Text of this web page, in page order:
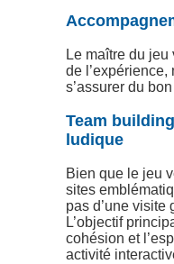
Le maître du
de l’expérience,
s’assurer du
Team
ludique
Bien que le jeu
sites
pas d’une visite
L’objectif
cohésion et
activité